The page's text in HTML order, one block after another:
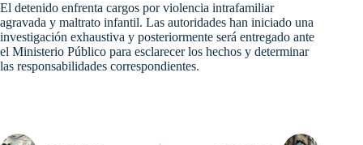
El detenido enfrenta cargos por violencia intrafamiliar
agravada y maltrato infantil. Las autoridades han iniciado una
investigación exhaustiva y posteriormente será entregado ante
el Ministerio Público para esclarecer los hechos y determinar
las responsabilidades correspondientes.